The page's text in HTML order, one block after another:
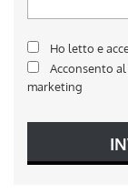
Ho letto e
Acconsento
marketing